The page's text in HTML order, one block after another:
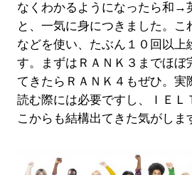
なくわかるようになったら和→
と、一気に身につきました。こ
などを使い、たぶん１０回以上
す。まずはＲＡＮＫ３までほぼ
てきたらＲＡＮＫ４もぜひ。実
読む際には必要ですし、ＩＥＬ
こからも結構出てきた気がしま